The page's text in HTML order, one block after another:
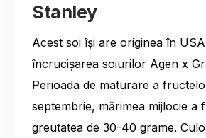
Stanley
Acest soi își are originea în
încrucișarea soiurilor Agen x
Perioada de maturare a
septembrie, mărimea mijlocie a
greutatea de 30-40 grame.